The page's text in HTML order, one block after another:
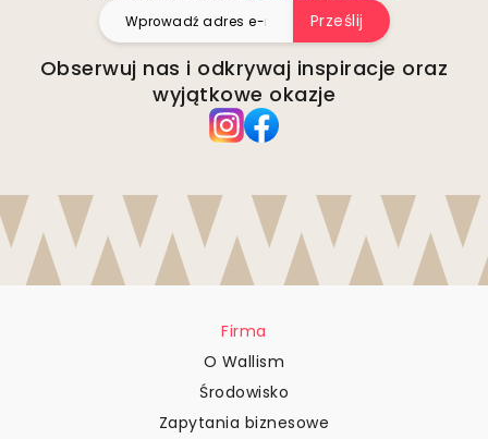
Prześlij
Obserwuj nas i odkrywaj inspiracje oraz
wyjątkowe okazje
Firma
O Wallism
Środowisko
Zapytania biznesowe